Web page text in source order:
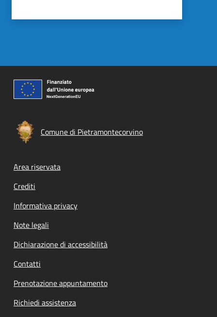
Comune di Pietramontecorvino
Footer menu
Area riservata
Crediti
Informativa privacy
Note legali
Dichiarazione di accessibilità
Contatti
Prenotazione appuntamento
Richiedi assistenza